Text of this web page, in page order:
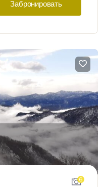
Забронировать
6